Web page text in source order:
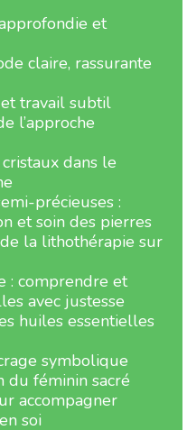
et
claire, rassurante
travail subtil
l’approche
dans le
précieuses :
et soin des pierres
la lithothérapie sur
: comprendre et
avec justesse
huiles essentielles
symbolique
du féminin sacré
accompagner
soi